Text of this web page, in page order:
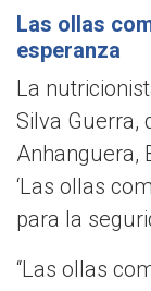
Las ollas
esperanza
La
Silva Guerra,
Anhanguera,
‘Las ollas
para la
“Las ollas